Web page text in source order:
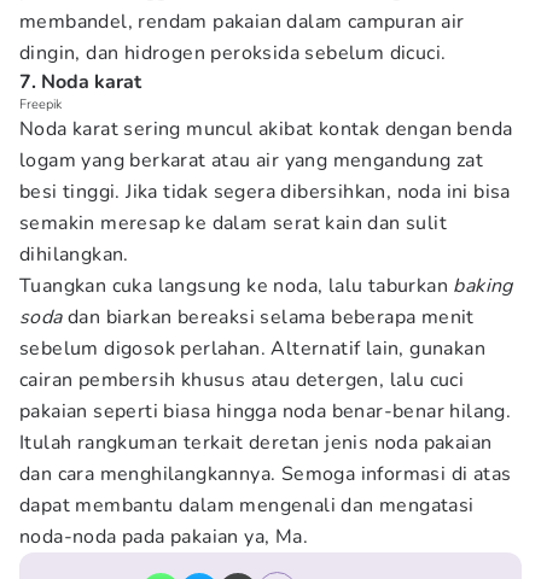
membandel, rendam pakaian dalam campuran air
dingin, dan hidrogen peroksida sebelum dicuci.
7. Noda karat
Freepik
Noda karat sering muncul akibat kontak dengan benda
logam yang berkarat atau air yang mengandung zat
besi tinggi. Jika tidak segera dibersihkan, noda ini bisa
semakin meresap ke dalam serat kain dan sulit
dihilangkan.
Tuangkan cuka langsung ke noda, lalu taburkan baking
sodadan biarkan bereaksi selama beberapa menit
sebelum digosok perlahan. Alternatif lain, gunakan
cairan pembersih khusus atau detergen, lalu cuci
pakaian seperti biasa hingga noda benar-benar hilang.
Itulah rangkuman terkait deretan jenis noda pakaian
dan cara menghilangkannya. Semoga informasi di atas
dapat membantu dalam mengenali dan mengatasi
noda-noda pada pakaian ya, Ma.